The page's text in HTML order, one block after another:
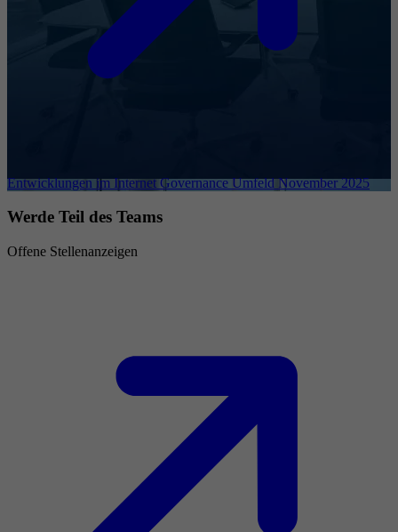
Entwicklungen im Internet Governance Umfeld November 2025
Werde Teil des Teams
Offene Stellenanzeigen